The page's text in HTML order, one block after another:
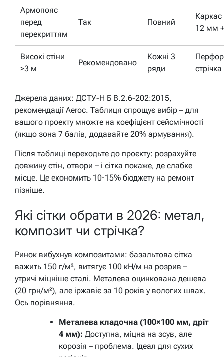
Армопояс
перед
перекриттям
Так Повний
12 мм +
Високі стіни
>3 м
Рекомендовано
Кожні 3
ряди
стрічка
Джерела даних: ДСТУ-Н Б В.2.6-202:2015,
рекомендації Aeroc. Таблиця спрощує вибір – для
вашого проекту множте на коефіцієнт сейсмічності
(якщо зона 7 балів, додавайте 20% армування).
Після таблиці переходьте до проєкту: розрахуйте
довжину стін, отвори – і сітка покаже, де слабке
місце. Це економить 10-15% бюджету на ремонт
пізніше.
Які сітки обрати в 2026: метал,
композит чи стрічка?
Ринок вибухнув композитами: базальтова сітка
важить 150 г/м², витягує 100 кН/м на розрив –
утричі міцніше сталі. Металева оцинкована дешева
(20 грн/м²), але іржавіє за 10 років у вологих швах.
Ось порівняння.
Металева кладочна (100×100 мм, дріт
4 мм): Доступна, міцна на зсув, але
корозія – проблема. Ідеал для сухих